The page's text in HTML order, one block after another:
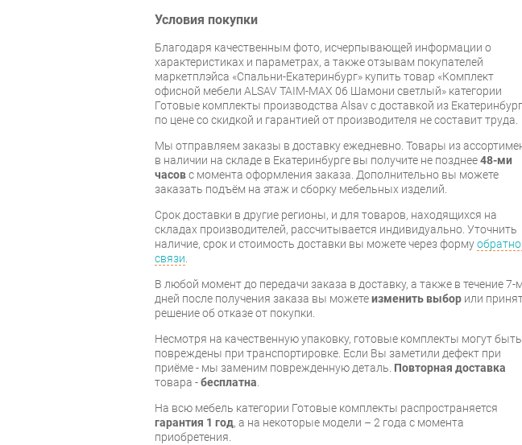
Условия покупки
Благодаря качественным фото, исчерпывающей информации о
характеристиках и параметрах, а также отзывам покупателей
маркетплэйса «Спальни-Екатеринбург» купить товар «Комплект
офисной мебели ALSAV TAIM-MAX 06 Шамони светлый» категории
Готовые комплекты производства Alsav с доставкой из
по цене со скидкой и гарантией от производителя не составит труда.
Мы отправляем заказы в доставку ежедневно. Товары из
в наличии на складе в Екатеринбурге вы получите не позднее48-ми
часовс момента оформления заказа. Дополнительно вы можете
заказать подъём на этаж и сборку мебельных изделий.
Срок доставки в другие регионы, и для товаров, находящихся на
складах производителей, рассчитывается индивидуально. Уточнить
наличие, срок и стоимость доставки вы можете через форму
связи.
В любой момент до передачи заказа в доставку, а также в течение 7-
дней после получения заказа вы можетеизменить выбор или
решение об отказе от покупки.
Несмотря на качественную упаковку, готовые комплекты могут быть
повреждены при транспортировке. Если Вы заметили дефект при
приёме - мы заменим поврежденную деталь. Повторная доставка
товара -бесплатна.
На всю мебель категории Готовые комплекты распространяется
гарантия 1 год, а на некоторые модели – 2 года с момента
приобретения.